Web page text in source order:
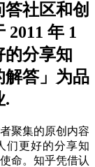
社区和创
年 1
的分享知
解答」为品
.
聚集的原创内容
们更好的分享知
命。知乎凭借认